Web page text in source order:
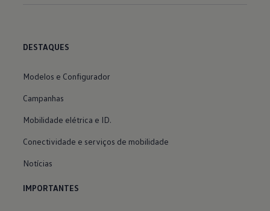
DESTAQUES
Modelos e Configurador
Campanhas
Mobilidade elétrica e ID.
Conectividade e serviços de mobilidade
Notícias
IMPORTANTES